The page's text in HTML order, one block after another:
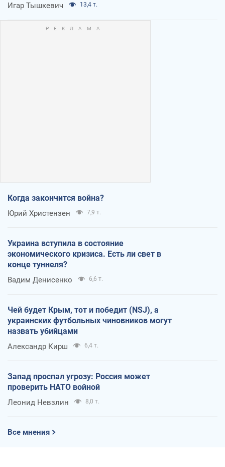
Игар Тышкевич 13,4 т.
Когда закончится война?
Юрий Христензен 7,9 т.
Украина вступила в состояние
экономического кризиса. Есть ли свет в
конце туннеля?
Вадим Денисенко 6,6 т.
Чей будет Крым, тот и победит (NSJ), а
украинских футбольных чиновников могут
назвать убийцами
Александр Кирш 6,4 т.
Запад проспал угрозу: Россия может
проверить НАТО войной
Леонид Невзлин 8,0 т.
Все мнения